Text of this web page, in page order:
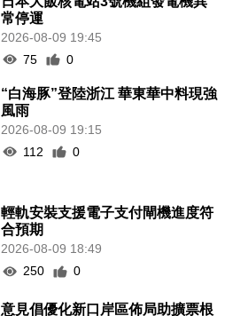
常停運
2026-08-09 19:45
75
0
“白海豚”登陸浙江 華東華中料現強
風雨
2026-08-09 19:15
112
0
輕軌安裝支援電子支付閘機進度符
合預期
2026-08-09 18:49
250
0
意見倡優化新口岸區佈局助擴票根